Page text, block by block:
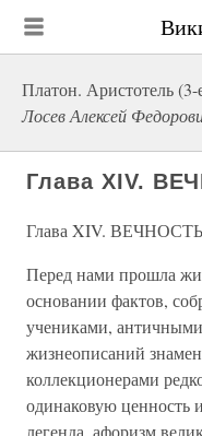
Платон. Аристотель
Лосев Алексей
Глава XIV.
Глава XIV.
Перед нами прошла
основании фактов,
учениками,
жизнеописаний
коллекционерами
одинаковую ценность
легенда, афоризм